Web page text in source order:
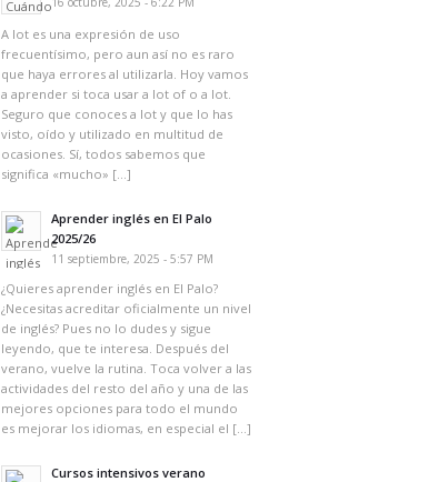
A lot es una expresión de uso
frecuentísimo, pero aun así no es raro
que haya errores al utilizarla. Hoy vamos
a aprender si toca usar a lot of o a lot.
Seguro que conoces a lot y que lo has
visto, oído y utilizado en multitud de
ocasiones. Sí, todos sabemos que
significa «mucho» […]
Aprender inglés en El Palo
2025/26
11 septiembre, 2025 - 5:57 PM
¿Quieres aprender inglés en El Palo?
¿Necesitas acreditar oficialmente un nivel
de inglés? Pues no lo dudes y sigue
leyendo, que te interesa. Después del
verano, vuelve la rutina. Toca volver a las
actividades del resto del año y una de las
mejores opciones para todo el mundo
es mejorar los idiomas, en especial el […]
Cursos intensivos verano